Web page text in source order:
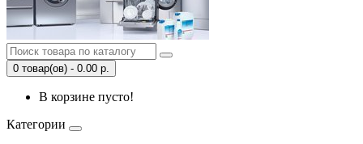
0 товар(ов) - 0.00 р.
В корзине пусто!
Категории